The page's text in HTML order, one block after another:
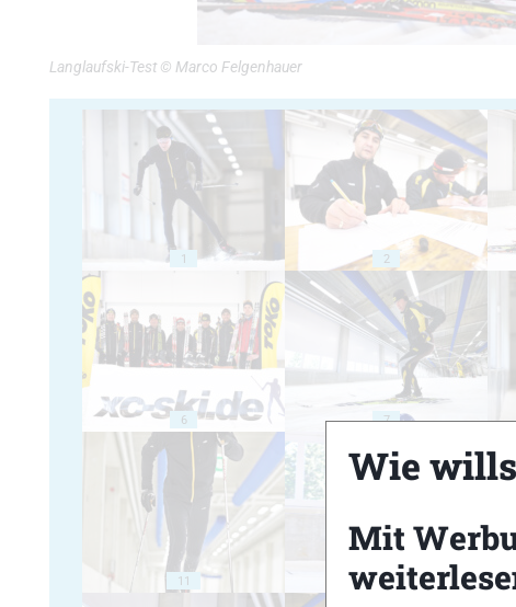
Langlaufski-Test © Marco Felgenhauer
1 2
6 7
11 12
Wie
Mit